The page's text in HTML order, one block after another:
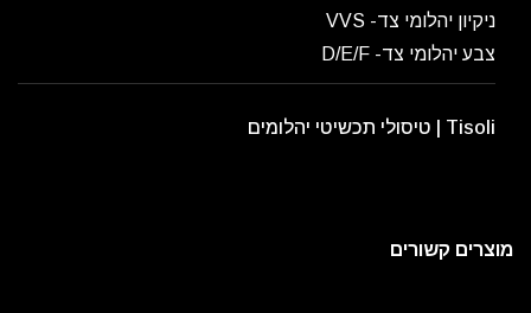
ניקיון יהלומי צד- VVS
צבע יהלומי צד- D/E/F
Tisoli | טיסולי תכשיטי יהלומים
מוצרים קשורים